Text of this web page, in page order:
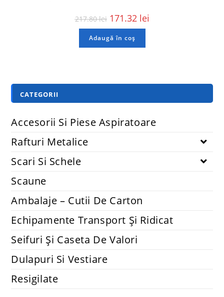
217.80lei 171.32 lei
Adaugă în coș
CATEGORII
Accesorii Si Piese Aspiratoare
Rafturi Metalice
Scari Si Schele
Scaune
Ambalaje – Cutii De Carton
Echipamente Transport Și Ridicat
Seifuri Și Caseta De Valori
Dulapuri Si Vestiare
Resigilate